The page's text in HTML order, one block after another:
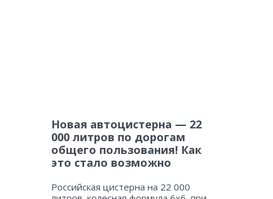
Новая автоцистерна — 22
000 литров по дорогам
общего пользования! Как
это стало возможно
Российская цистерна на 22 000